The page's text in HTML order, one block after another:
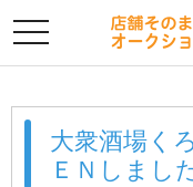
toggle
大衆酒場く
ＥＮしまし